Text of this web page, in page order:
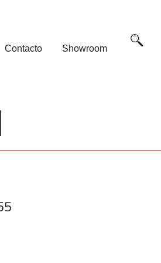
Contacto Showroom